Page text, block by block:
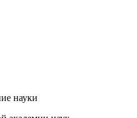
науки